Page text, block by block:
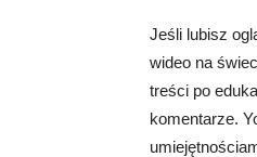
Jeśli lubisz
wideo na
treści po
komentarze.